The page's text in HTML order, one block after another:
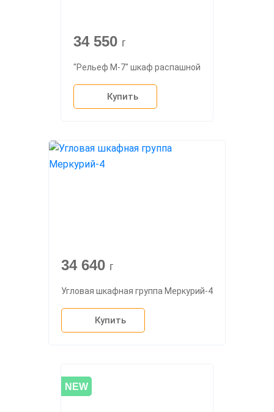
34 550 г
"Рельеф М-7" шкаф распашной
Купить
34 640 г
Угловая шкафная группа Меркурий-4
Купить
NEW